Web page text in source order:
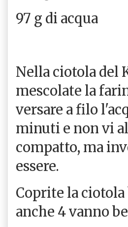
97 g di acqua
Nella ciotola del
mescolate la
versare a filo
minuti e non vi
compatto, ma
essere.
Coprite la ciotola
anche 4 vanno